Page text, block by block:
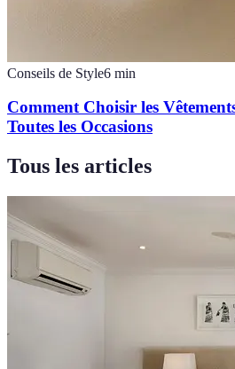
Conseils de Style6 min
Comment Choisir les
Toutes les Occasions
Tous les articles